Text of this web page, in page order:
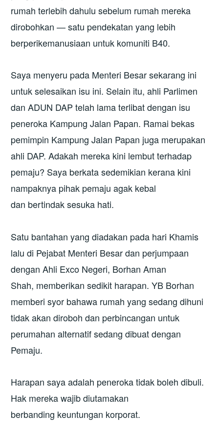
rumah terlebih dahulu sebelum rumah mereka
dirobohkan — satu pendekatan yang lebih
berperikemanusiaan untuk komuniti B40.
Saya menyeru pada Menteri Besar sekarang ini
untuk selesaikan isu ini. Selain itu, ahli Parlimen
dan ADUN DAP telah lama terlibat dengan isu
peneroka Kampung Jalan Papan. Ramai bekas
pemimpin Kampung Jalan Papan juga merupakan
ahli DAP. Adakah mereka kini lembut terhadap
pemaju? Saya berkata sedemikian kerana kini
nampaknya pihak pemaju agak kebal
dan bertindak sesuka hati.
Satu bantahan yang diadakan pada hari Khamis
lalu di Pejabat Menteri Besar dan perjumpaan
dengan Ahli Exco Negeri, Borhan Aman
Shah, memberikan sedikit harapan. YB Borhan
memberi syor bahawa rumah yang sedang dihuni
tidak akan diroboh dan perbincangan untuk
perumahan alternatif sedang dibuat dengan
Pemaju.
Harapan saya adalah peneroka tidak boleh dibuli.
Hak mereka wajib diutamakan
berbanding keuntungan korporat.